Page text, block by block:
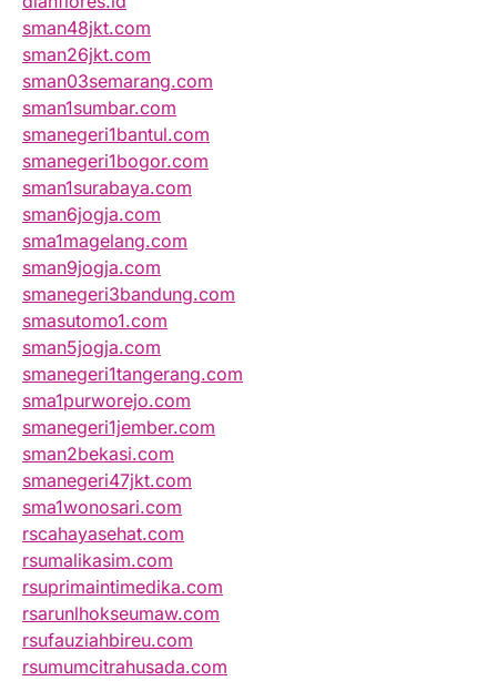
sman48jkt.com
sman26jkt.com
sman03semarang.com
sman1sumbar.com
smanegeri1bantul.com
smanegeri1bogor.com
sman1surabaya.com
sman6jogja.com
sma1magelang.com
sman9jogja.com
smanegeri3bandung.com
smasutomo1.com
sman5jogja.com
smanegeri1tangerang.com
sma1purworejo.com
smanegeri1jember.com
sman2bekasi.com
smanegeri47jkt.com
sma1wonosari.com
rscahayasehat.com
rsumalikasim.com
rsuprimaintimedika.com
rsarunlhokseumaw.com
rsufauziahbireu.com
rsumumcitrahusada.com